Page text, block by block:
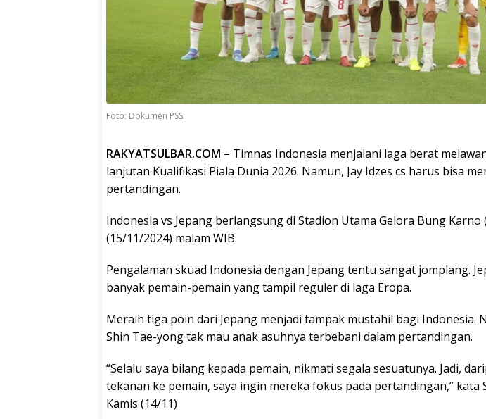
Foto: Dokumen PSSI
RAKYATSULBAR.COM – Timnas Indonesia menjalani laga berat
lanjutan Kualifikasi Piala Dunia 2026. Namun, Jay Idzes cs harus bisa
pertandingan.
Indonesia vs Jepang berlangsung di Stadion Utama Gelora Bung Karno
(15/11/2024) malam WIB.
Pengalaman skuad Indonesia dengan Jepang tentu sangat jomplang.
banyak pemain-pemain yang tampil reguler di laga Eropa.
Meraih tiga poin dari Jepang menjadi tampak mustahil bagi Indonesia.
Shin Tae-yong tak mau anak asuhnya terbebani dalam pertandingan.
“Selalu saya bilang kepada pemain, nikmati segala sesuatunya. Jadi,
tekanan ke pemain, saya ingin mereka fokus pada pertandingan,” kata
Kamis (14/11)